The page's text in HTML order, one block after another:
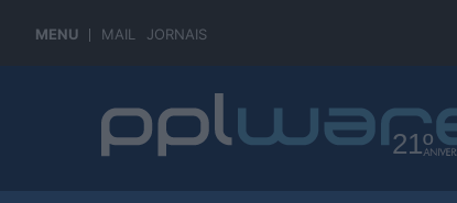
MENU MAIL JORNAIS